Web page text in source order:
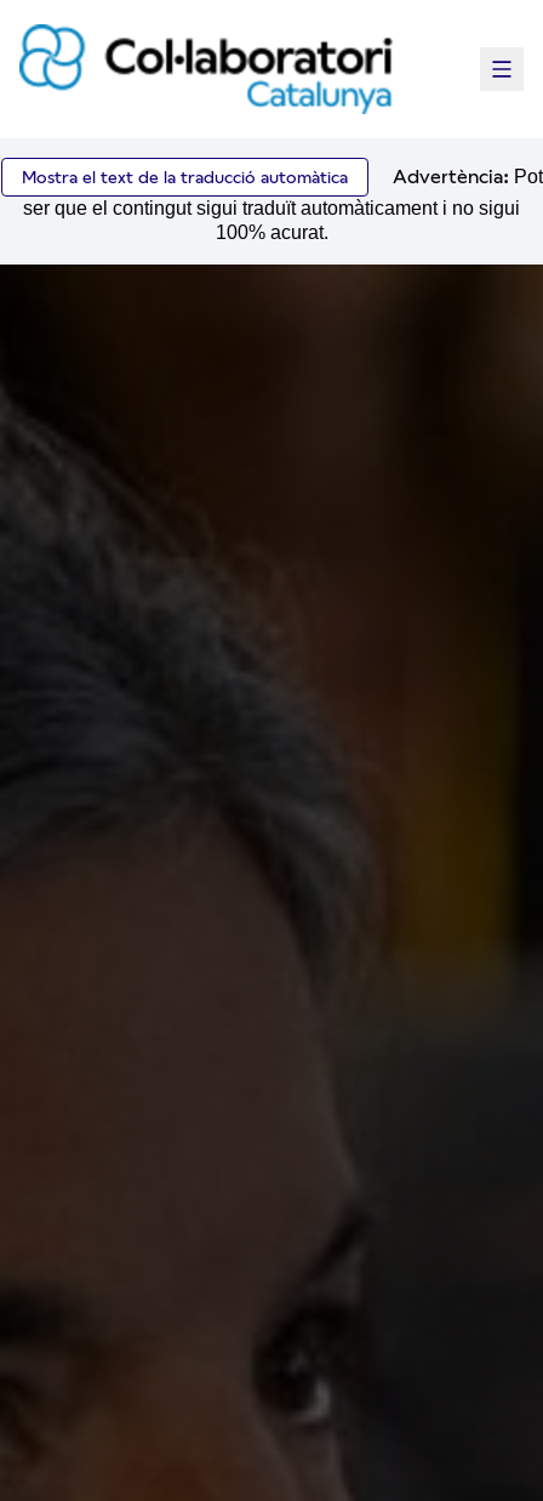
Mostra el text de la traducció automàtica Advertència: Pot
ser que el contingut sigui traduït automàticament i no sigui
100% acurat.